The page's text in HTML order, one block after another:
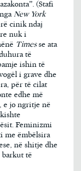
(Stafi
New York
cinik ndaj
nuk i
Timesse ata
të
ishin të
i grave dhe
për të cilat
edhe më
e jo ngritje në
Feminizmi
me ëmbëlsira
në shitje dhe
të